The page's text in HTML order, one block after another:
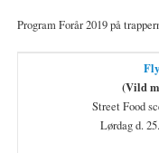
Program Forår 2019 på
(Vild
Street Food
Lørdag d.